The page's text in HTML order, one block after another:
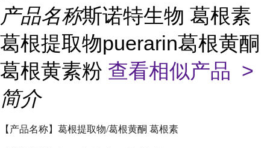
产品名称斯诺特生物 葛根素
葛根提取物puerarin葛根黄酮
葛根黄素粉 查看相似产品 >
简介
【产品名称】葛根提取物/葛根黄酮 葛根素